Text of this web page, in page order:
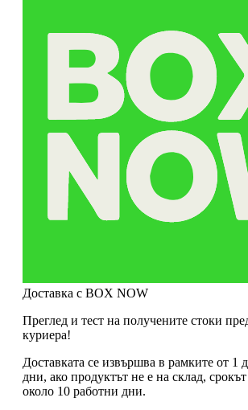
Доставка с BOX NOW
Преглед и тест на получените стоки
куриера!
Доставката се извършва в рамките от 1
дни, ако продуктът не е на склад, срокът
около 10 работни дни.